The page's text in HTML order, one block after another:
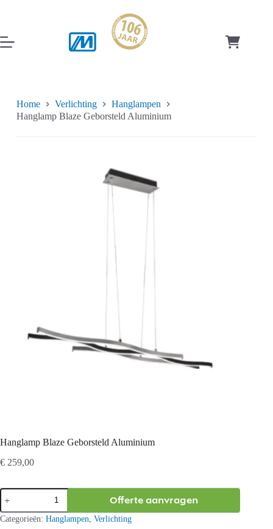
inhoud
Home Verlichting
Hanglampen
Hanglamp Blaze Geborsteld Aluminium
Hanglamp Blaze Geborsteld Aluminium
€ 259,00
Hanglamp
Blaze
Geborsteld
Aluminium
Offerte aanvragen
Categorieën: Hanglampen Verlichting